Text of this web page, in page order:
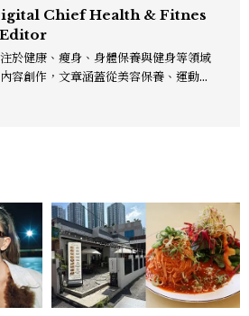
Chief Health & Fitnes
於健康、瘦身、身體保養與健身等領域
容創作，文章涵蓋從美容保養、運動健